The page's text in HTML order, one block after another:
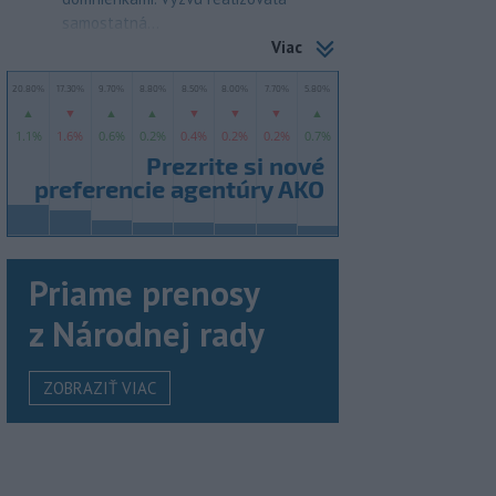
samostatná...
Viac
Priame prenosy
z Národnej rady
ZOBRAZIŤ VIAC